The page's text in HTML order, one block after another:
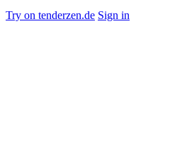
Try on tenderzen.de Sign in